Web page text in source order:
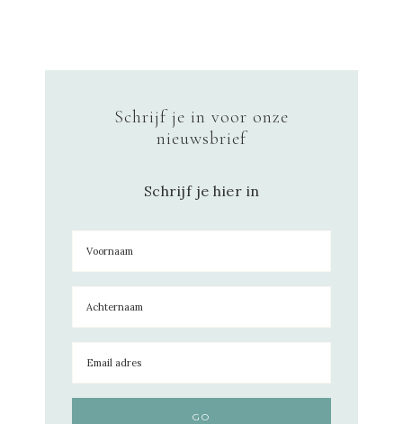
Schrijf je in voor onze
nieuwsbrief
Schrijf je hier in